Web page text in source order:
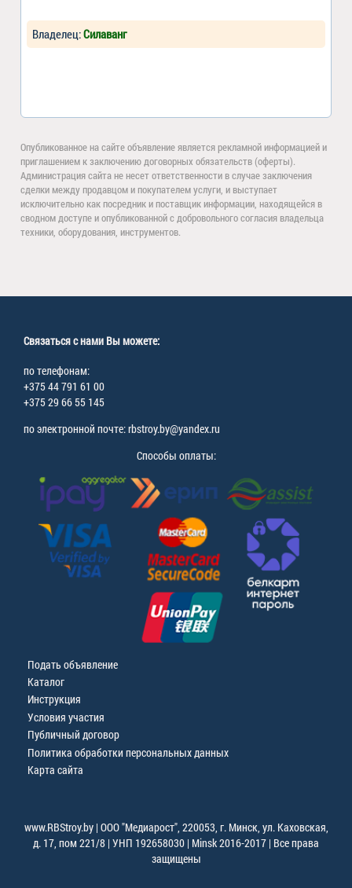
Владелец:Cилаванг
Опубликованное на сайте объявление является рекламной информацией и
приглашением к заключению договорных обязательств (оферты).
Администрация сайта не несет ответственности в случае заключения
сделки между продавцом и покупателем услуги, и выступает
исключительно как посредник и поставщик информации, находящейся в
сводном доступе и опубликованной с добровольного согласия владельца
техники, оборудования, инструментов.
Связаться с нами Вы можете:
по телефонам:
+375 44 791 61 00
+375 29 66 55 145
по электронной почте: rbstroy.by@yandex.ru
Способы оплаты:
Подать объявление
Каталог
Инструкция
Условия участия
Публичный договор
Политика обработки персональных данных
Карта сайта
www.RBStroy.by | ООО "Медиарост", 220053, г. Минск, ул. Каховская,
д. 17, пом 221/8 | УНП 192658030 | Minsk 2016-2017 | Все права
защищены